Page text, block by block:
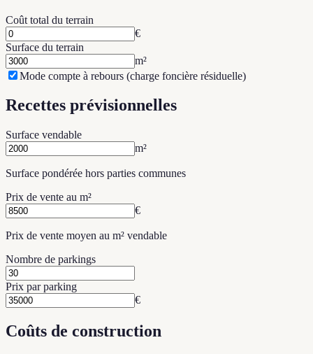
Coût total du terrain
€
Surface du terrain
m²
Mode compte à rebours (charge foncière résiduelle)
Recettes prévisionnelles
Surface vendable
m²
Surface pondérée hors parties communes
Prix de vente au m²
€
Prix de vente moyen au m² vendable
Nombre de parkings
Prix par parking
€
Coûts de construction